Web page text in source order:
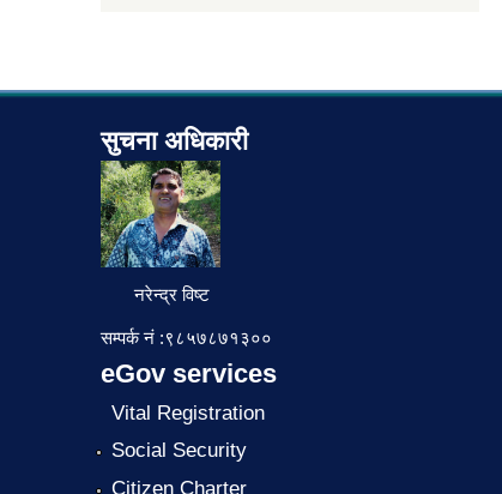
सुचना अधिकारी
नरेन्द्र विष्ट
सम्पर्क नं :९८५७८७१३००
eGov services
Vital Registration
Social Security
Citizen Charter